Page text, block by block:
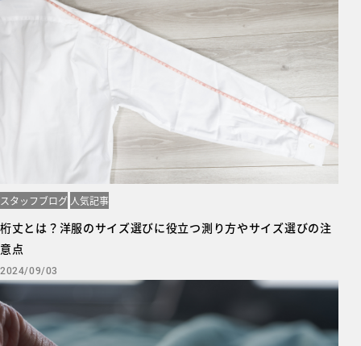
スタッフブログ 人気記事
桁丈とは？洋服のサイズ選びに役立つ測り方やサイズ選びの注
意点
2024/09/03